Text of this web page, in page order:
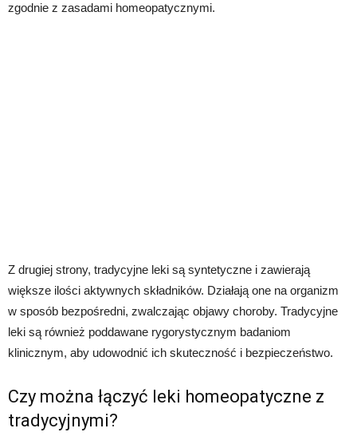
zgodnie z zasadami homeopatycznymi.
Z drugiej strony, tradycyjne leki są syntetyczne i zawierają
większe ilości aktywnych składników. Działają one na organizm
w sposób bezpośredni, zwalczając objawy choroby. Tradycyjne
leki są również poddawane rygorystycznym badaniom
klinicznym, aby udowodnić ich skuteczność i bezpieczeństwo.
Czy można łączyć leki homeopatyczne z
tradycyjnymi?